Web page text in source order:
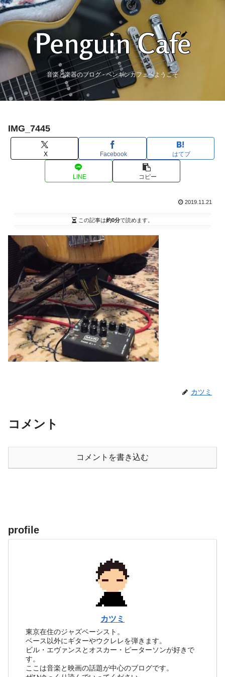
音楽と楽器のブログ - ペンギンカフェへようこそ
IMG_7445
X Facebook はてブ
LINE コピー
2019.11.21
この記事は約0分で読めます。
カツミ
コメント
コメントを書き込む
profile
カツミ
東京在住のジャズベーシスト。
ベース以外にギターやウクレレを弾きます。
ビル・エヴァンスとオスカー・ピーターソンが好きで
す。
ここは音楽と映画の話題が中心のブログです。